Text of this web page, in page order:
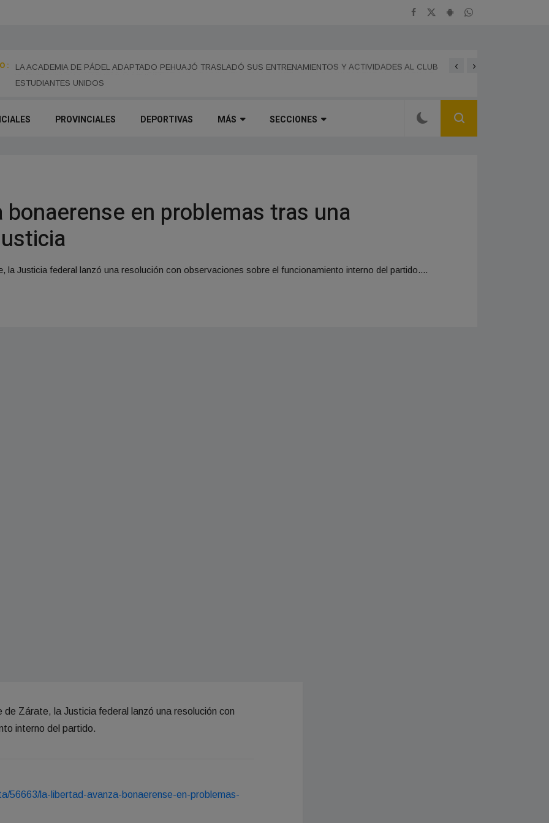
: LA ESCUELA NORMAL INSTALÓ CÁMARAS DE SEGURIDAD EN EL PERÍMETRO EXTERIOR PARA REFORZAR LA
PREVENCIÓN Y EL CUIDADO EDILICIO
LA BANDA SINFÓNICA
‹ ›
PROVINCIALES DEPORTIVAS MÁS SECCIONES
bonaerense en problemas tras una
la Justicia federal lanzó una resolución con observaciones sobre el funcionamiento interno del partido....
de Zárate, la Justicia federal lanzó una resolución con
interno del partido.
56663/la-libertad-avanza-bonaerense-en-problemas-